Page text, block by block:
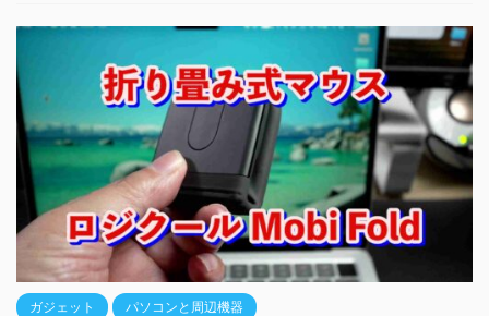
ガジェット パソコンと周辺機器